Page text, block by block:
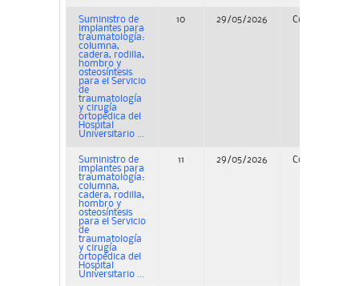
Suministro de
implantes para
traumatología:
columna,
cadera, rodilla,
hombro y
osteosíntesis
para el Servicio
de
traumatología
y cirugía
ortopédica del
Hospital
Universitario ...
10 29/05/2026 Concurso
Suministro de
implantes para
traumatología:
columna,
cadera, rodilla,
hombro y
osteosíntesis
para el Servicio
de
traumatología
y cirugía
ortopédica del
Hospital
Universitario ...
11 29/05/2026 Concurso